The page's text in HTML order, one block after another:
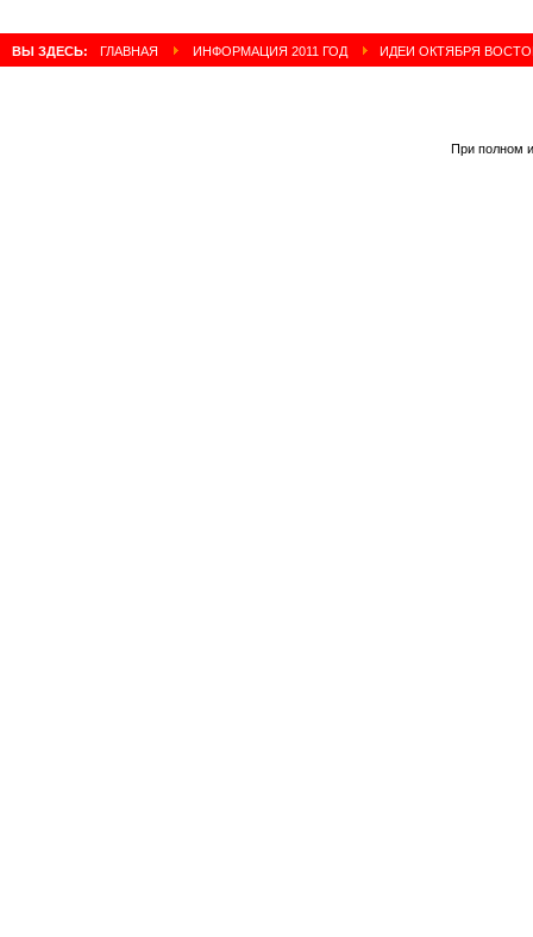
ВЫ ЗДЕСЬ: ГЛАВНАЯ ИНФОРМАЦИЯ 2011 ГОД ИДЕИ ОКТЯБРЯ
При полном